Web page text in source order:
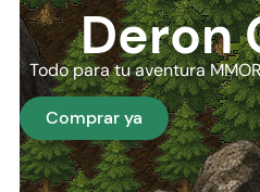
Deron
Todo para tu aventura
Comprar ya